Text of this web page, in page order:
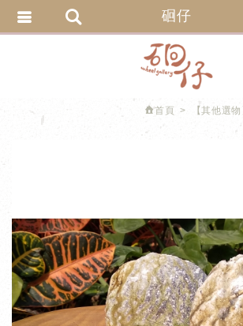
首頁 【其他選
硘仔
會員登入
會員註冊
忘記密碼
繁體中文